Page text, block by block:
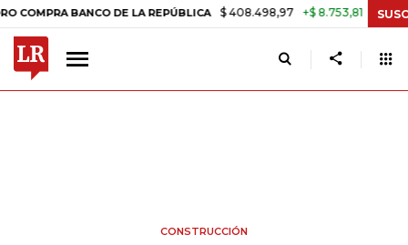
BANCO DE LA REPÚBLICA $ 408.498,97 +$ 8.753,81 +2,19%
CONSTRUCCIÓN